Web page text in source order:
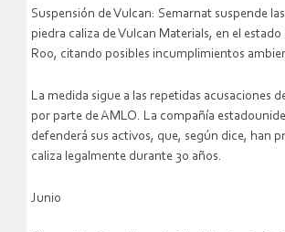
Suspensión de Vulcan: Semarnat suspende
piedra caliza de Vulcan Materials, en el
Roo, citando posibles incumplimientos
La medida sigue a las repetidas acusaciones
por parte de AMLO. La compañía
defenderá sus activos, que, según dice, han
caliza legalmente durante 30 años.
Junio